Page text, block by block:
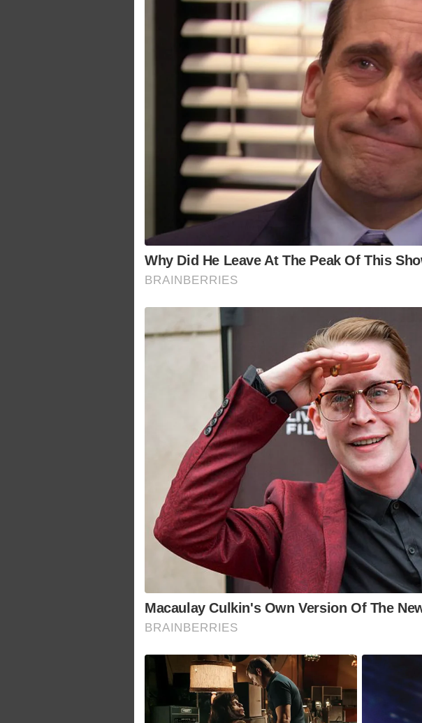
Why Did He Leave At The Peak Of This
BRAINBERRIES
Macaulay Culkin's Own Version Of The
BRAINBERRIES